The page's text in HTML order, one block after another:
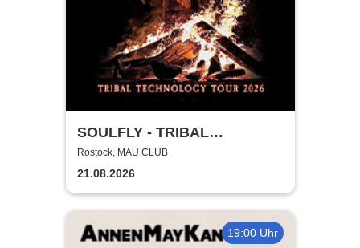
SOULFLY - TRIBAL
TECHNOLOGY TOUR 2026
Rostock, MAU CLUB
21.08.2026
19:00 Uhr